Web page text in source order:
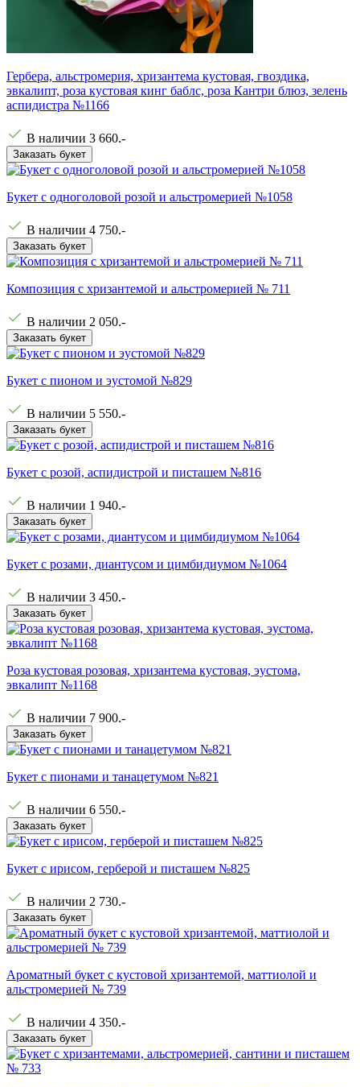
Гербера, альстромерия, хризантема кустовая, гвоздика,
эвкалипт, роза кустовая кинг баблс, роза Кантри блюз, зелень
аспидистра №1166
В наличии 3 660.-
Заказать букет
Букет с одноголовой розой и альстромерией №1058
В наличии 4 750.-
Заказать букет
Композиция с хризантемой и альстромерией № 711
В наличии 2 050.-
Заказать букет
Букет с пионом и эустомой №829
В наличии 5 550.-
Заказать букет
Букет с розой, аспидистрой и писташем №816
В наличии 1 940.-
Заказать букет
Букет с розами, диантусом и цимбидиумом №1064
В наличии 3 450.-
Заказать букет
Роза кустовая розовая, хризантема кустовая, эустома,
эвкалипт №1168
В наличии 7 900.-
Заказать букет
Букет с пионами и танацетумом №821
В наличии 6 550.-
Заказать букет
Букет с ирисом, герберой и писташем №825
В наличии 2 730.-
Заказать букет
Ароматный букет с кустовой хризантемой, маттиолой и
альстромерией № 739
В наличии 4 350.-
Заказать букет